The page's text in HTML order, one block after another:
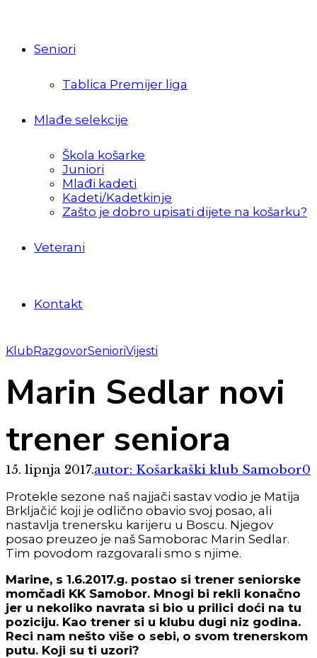
Seniori
Tablica Premijer liga
Mlađe selekcije
Škola košarke
Juniori
Mlađi kadeti
Kadeti/Kadetkinje
Zašto je dobro upisati dijete na košarku?
Veterani
Kontakt
KlubRazgovorSenioriVijesti
Marin Sedlar novi
trener seniora
15. lipnja 2017.autor: Košarkaški klub Samobor0
Protekle sezone naš najjači sastav vodio je Matija
Brkljačić koji je odlično obavio svoj posao, ali
nastavlja trenersku karijeru u Boscu. Njegov
posao preuzeo je naš Samoborac Marin Sedlar.
Tim povodom razgovarali smo s njime.
Marine, s 1.6.2017.g. postao si trener seniorske
momčadi KK Samobor. Mnogi bi rekli konačno
jer u nekoliko navrata si bio u prilici doći na tu
poziciju. Kao trener si u klubu dugi niz godina.
Reci nam nešto više o sebi, o svom trenerskom
putu. Koji su ti uzori?